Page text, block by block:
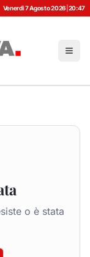
Venerdì 7 Agosto 2026 20:47
o è stata